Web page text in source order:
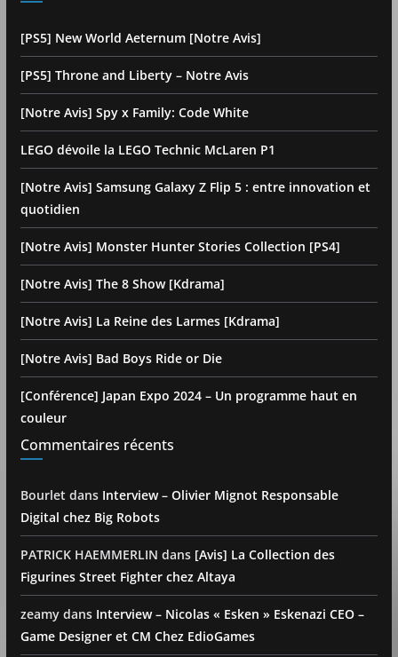
[PS5] New World Aeternum [Notre Avis]
[PS5] Throne and Liberty – Notre Avis
[Notre Avis] Spy x Family: Code White
LEGO dévoile la LEGO Technic McLaren P1
[Notre Avis] Samsung Galaxy Z Flip 5 : entre innovation et
quotidien
[Notre Avis] Monster Hunter Stories Collection [PS4]
[Notre Avis] The 8 Show [Kdrama]
[Notre Avis] La Reine des Larmes [Kdrama]
[Notre Avis] Bad Boys Ride or Die
[Conférence] Japan Expo 2024 – Un programme haut en
couleur
Commentaires récents
Bourlet dans Interview – Olivier Mignot Responsable
Digital chez Big Robots
PATRICK HAEMMERLIN dans [Avis] La Collection des
Figurines Street Fighter chez Altaya
zeamydans Interview – Nicolas « Esken » Eskenazi CEO –
Game Designer et CM Chez EdioGames